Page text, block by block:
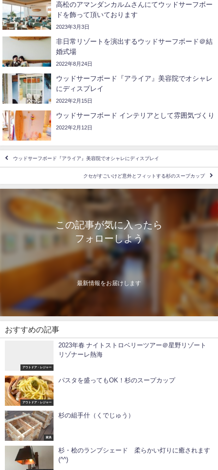
高松のアマンダンカルムさんにてウッドサーフボー
ドを飾って頂いております
2023年3月3日
非日常リゾートを演出するウッドサーフボード＠結
婚式場
2022年8月24日
ウッドサーフボード『アライア』美容院でオシャレ
にディスプレイ
2022年2月15日
ウッドサーフボード インテリアとして雰囲気づくり‍
2022年2月12日
ウッドサーフボード『アライア』美容院でオシャレにディスプレイ
クセがすごいけど意外とフィットする杉のスープカップ
この記事が気に入ったら
フォローしよう
最新情報をお届けします
おすすめの記事
アウトドア・レジャー
2023年春 ナイトストロベリーツアー＠星野リゾート
リゾナーレ熱海
アウトドア・レジャー
パスタを盛ってもOK！杉のスープカップ
家具
杉の組手什（くでじゅう）
杉・桧のランプシェード 柔らかい灯りに癒されます
(^^)